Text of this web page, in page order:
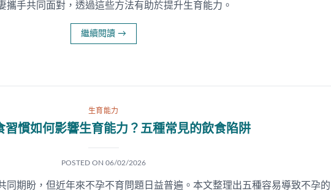
攜手共同面對，透過這些方法有助於提升生育能力。
繼續閱讀 →
生育能力
習慣如何影響生育能力？五種常見的飲食陷阱
POSTED ON 06/02/2026
同期盼，但近年來不孕不育問題日益普遍。本文整理出五種容易導致不孕的